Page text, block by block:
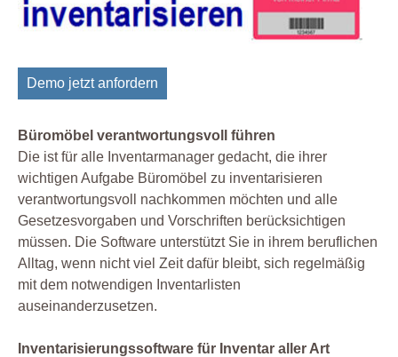
Demo jetzt anfordern
Büromöbel verantwortungsvoll führen
Die ist für alle Inventarmanager gedacht, die ihrer
wichtigen Aufgabe Büromöbel zu inventarisieren
verantwortungsvoll nachkommen möchten und alle
Gesetzesvorgaben und Vorschriften berücksichtigen
müssen. Die Software unterstützt Sie in ihrem beruflichen
Alltag, wenn nicht viel Zeit dafür bleibt, sich regelmäßig
mit dem notwendigen Inventarlisten
auseinanderzusetzen.
Inventarisierungssoftware für Inventar aller Art